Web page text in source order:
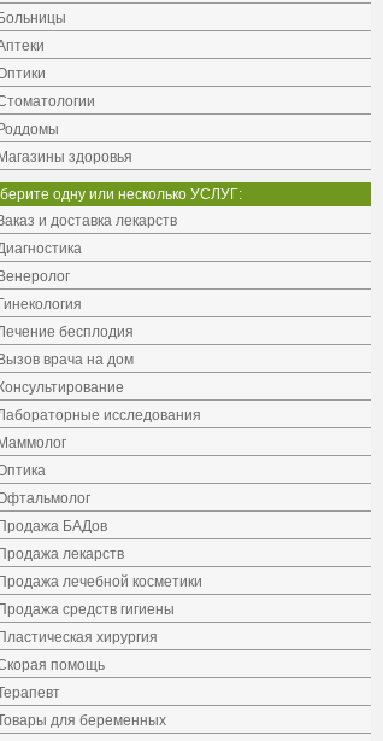
Больницы
Роддомы
Магазины здоровья
одну или несколько УСЛУГ:
и доставка лекарств
Венеролог
Гинекология
бесплодия
Вызов врача на дом
Консультирование
исследования
Маммолог
Продажа БАДов
Продажа лекарств
Продажа лечебной косметики
Продажа средств гигиены
Пластическая хирургия
помощь
для беременных